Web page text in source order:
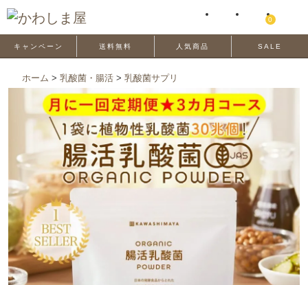
0
キャンペーン 送料無料 人気商品 SALE
ホーム > 乳酸菌・腸活 > 乳酸菌サプリ